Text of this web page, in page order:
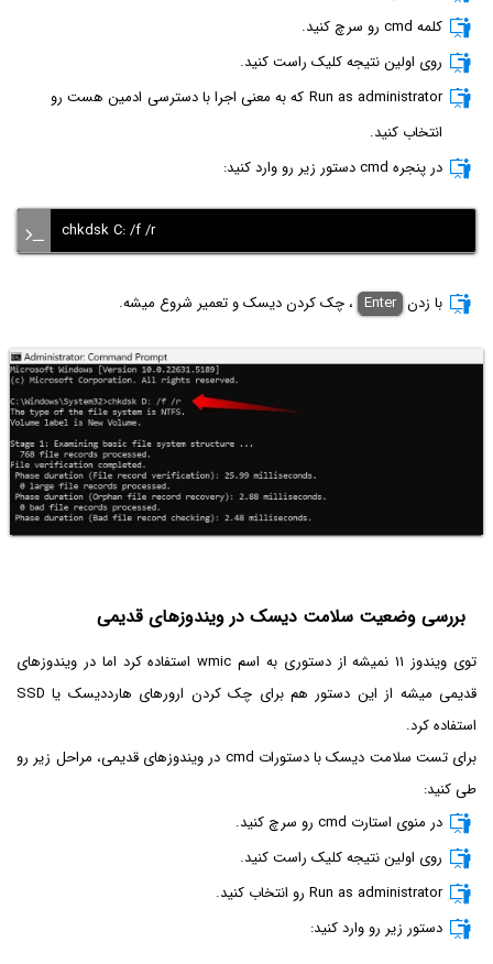
کلمه cmd رو سرچ کنید.
روی اولین نتیجه کلیک راست کنید.
Run as administrator که به معنی اجرا با دسترسی ادمین هست رو
انتخاب کنید.
در پنجره cmd دستور زیر رو وارد کنید:
chkdsk C: /f /r
با زدن Enter ، چک کردن دیسک و تعمیر شروع میشه.
بررسی وضعیت سلامت دیسک در ویندوزهای قدیمی
توی ویندوز ۱۱ نمیشه از دستوری به اسم wmic استفاده کرد اما در ویندوزهای
قدیمی میشه از این دستور هم برای چک کردن ارورهای هارددیسک یا SSD
استفاده کرد.
برای تست سلامت دیسک با دستورات cmd در ویندوزهای قدیمی، مراحل زیر رو
طی کنید:
در منوی استارت cmd رو سرچ کنید.
روی اولین نتیجه کلیک راست کنید.
Run as administrator رو انتخاب کنید.
دستور زیر رو وارد کنید: